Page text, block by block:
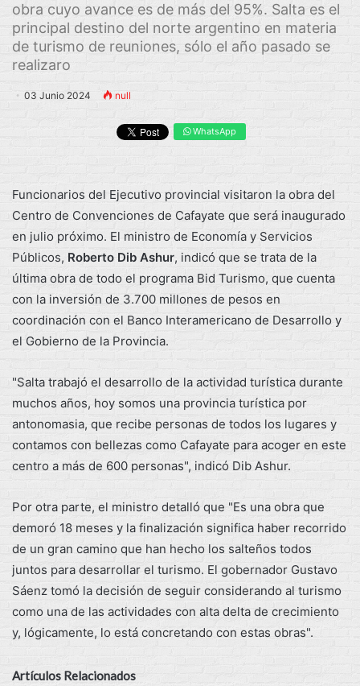
obra cuyo avance es de más del 95%. Salta es el
principal destino del norte argentino en materia
de turismo de reuniones, sólo el año pasado se
realizaro
03 Junio 2024 null
WhatsApp
Funcionarios del Ejecutivo provincial visitaron la obra del
Centro de Convenciones de Cafayate que será inaugurado
en julio próximo. El ministro de Economía y Servicios
Públicos, Roberto Dib Ashur, indicó que se trata de la
última obra de todo el programa Bid Turismo, que cuenta
con la inversión de 3.700 millones de pesos en
coordinación con el Banco Interamericano de Desarrollo y
el Gobierno de la Provincia.
"Salta trabajó el desarrollo de la actividad turística durante
muchos años, hoy somos una provincia turística por
antonomasia, que recibe personas de todos los lugares y
contamos con bellezas como Cafayate para acoger en este
centro a más de 600 personas", indicó Dib Ashur.
Por otra parte, el ministro detalló que "Es una obra que
demoró 18 meses y la finalización significa haber recorrido
de un gran camino que han hecho los salteños todos
juntos para desarrollar el turismo. El gobernador Gustavo
Sáenz tomó la decisión de seguir considerando al turismo
como una de las actividades con alta delta de crecimiento
y, lógicamente, lo está concretando con estas obras".
Artículos Relacionados